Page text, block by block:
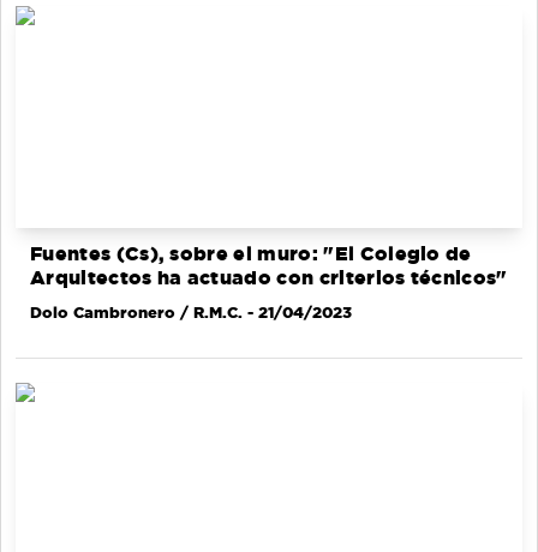
Fuentes (Cs), sobre el muro: "El Colegio de
Arquitectos ha actuado con criterios técnicos"
Dolo Cambronero / R.M.C. - 21/04/2023